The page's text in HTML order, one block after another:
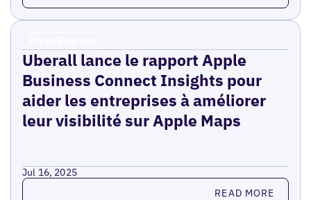
Uberall lance le rapport Apple
Business Connect Insights pour
aider les entreprises à améliorer
leur visibilité sur Apple Maps
Jul 16, 2025
Read more READ MORE